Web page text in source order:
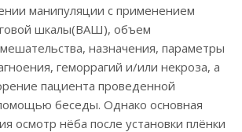
манипуляции с применением
шкалы(ВАШ), объем
назначения, параметры
геморрагий и/или некроза, а
пациента проведенной
беседы. Однако основная
осмотр нёба после установки плёнки